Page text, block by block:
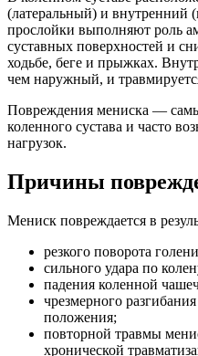
(латеральный) и
прослойки выполняют роль
суставных поверхностей и
ходьбе, беге и прыжках.
чем наружный, и
Повреждения мениска —
коленного сустава и часто
нагрузок.
Причины
Мениск повреждается в
резкого поворота
сильного удара по
падения коленной
чрезмерного
положения;
повторной травмы
хронической